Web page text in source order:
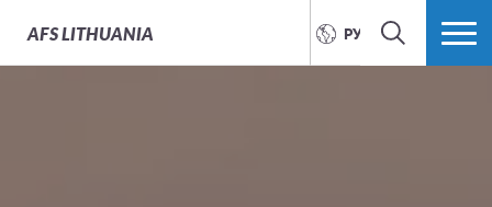
AFSLITHUANIA РУССКИЙ
ПОИСК БОЛЬШЕ